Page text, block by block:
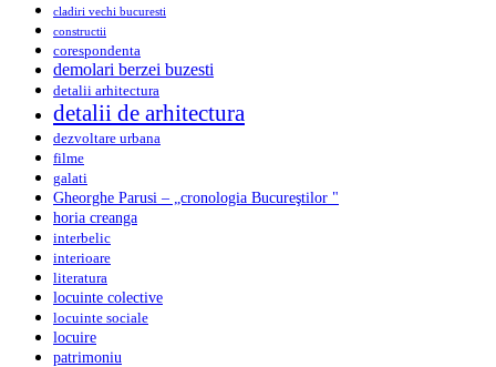
cladiri vechi bucuresti
constructii
corespondenta
demolari berzei buzesti
detalii arhitectura
detalii de arhitectura
dezvoltare urbana
filme
galati
Gheorghe Parusi – „cronologia Bucureştilor "
horia creanga
interbelic
interioare
literatura
locuinte colective
locuinte sociale
locuire
patrimoniu